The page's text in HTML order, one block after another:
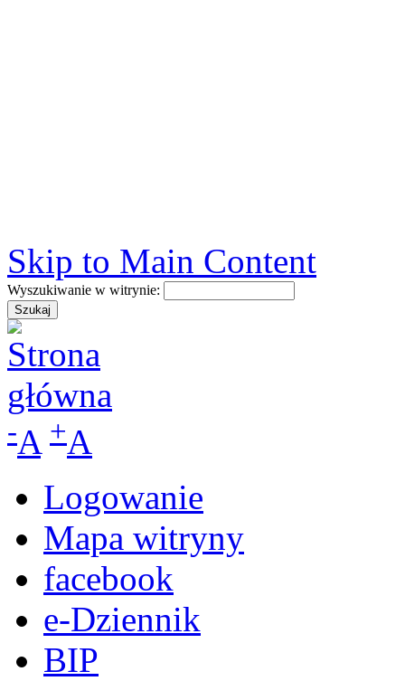
Skip to Main Content
Wyszukiwanie w witrynie:
-A +A
Logowanie
Mapa witryny
facebook
e-Dziennik
BIP